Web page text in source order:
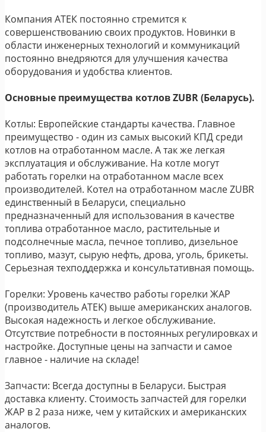
Компания АТЕК постоянно стремится к
совершенствованию своих продуктов. Новинки в
области инженерных технологий и коммуникаций
постоянно внедряются для улучшения качества
оборудования и удобства клиентов.
Основные преимущества котлов ZUBR (Беларусь).
Котлы: Европейские стандарты качества. Главное
преимущество - один из самых высокий КПД среди
котлов на отработанном масле. А так же легкая
эксплуатация и обслуживание. На котле могут
работать горелки на отработанном масле всех
производителей. Котел на отработанном масле ZUBR
единственный в Беларуси, специально
предназначенный для использования в качестве
топлива отработанное масло, растительные и
подсолнечные масла, печное топливо, дизельное
топливо, мазут, сырую нефть, дрова, уголь, брикеты.
Серьезная техподдержка и консультативная помощь.
Горелки: Уровень качество работы горелки ЖАР
(производитель АТЕК) выше американских аналогов.
Высокая надежность и легкое обслуживание.
Отсутствие потребности в постоянных регулировках и
настройке. Доступные цены на запчасти и самое
главное - наличие на складе!
Запчасти: Всегда доступны в Беларуси. Быстрая
доставка клиенту. Стоимость запчастей для горелки
ЖАР в 2 раза ниже, чем у китайских и американских
аналогов.